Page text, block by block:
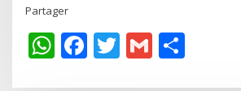
Partager
WhatsApp
Facebook
Twitter
Gmail